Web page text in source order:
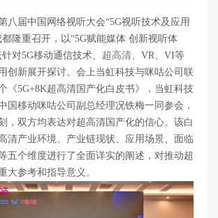
八届中国网络视听大会“5G视听技术及应用
隆重召开，以“5G赋能媒体 创新视听体
对5G移动通信技术、 超高清、VR、VI等
创新展开探讨。会上当虹科技与咪咕公司联
《5G+8K超高清国产化白皮书》，当虹科技
国移动咪咕公司副总经理况铁梅一同参会，
，双方均表达对超高清国产化的信心。该白
清产业环境、产业链现状、应用场景、面临
五个维度进行了全面详实的阐述，对推动超
大参考和指导意义。